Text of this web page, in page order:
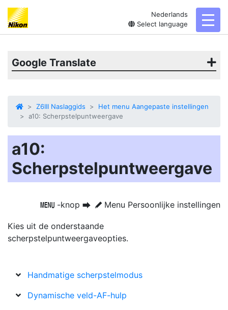
Nederlands
Select language
Google Translate
Z6III Naslaggids
Het menu Aangepaste instellingen
a10: Scherpstelpuntweergave
a10:
Scherpstelpuntweergave
G -knop U A Menu Persoonlijke instellingen
Kies uit de onderstaande
scherpstelpuntweergaveopties.
Handmatige scherpstelmodus
Dynamische veld-AF-hulp